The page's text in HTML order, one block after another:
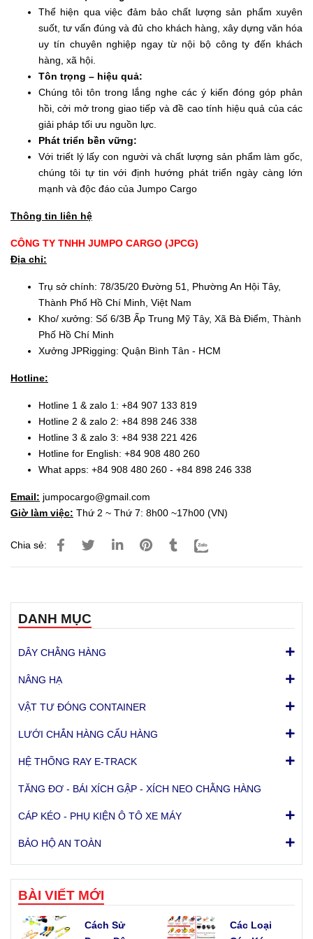
Thể hiện qua việc đảm bảo chất lượng sản phẩm xuyên
suốt, tư vấn đúng và đủ cho khách hàng, xây dựng văn hóa
uy tín chuyên nghiệp ngay từ nội bộ công ty đến khách
hàng, xã hội.
Tôn trọng – hiệu quả:
Chúng tôi tôn trong lắng nghe các ý kiến đóng góp phản
hồi, cởi mở trong giao tiếp và đề cao tính hiệu quả của các
giải pháp tối ưu nguồn lực.
Phát triển bền vững:
Với triết lý lấy con người và chất lượng sản phẩm làm gốc,
chúng tôi tự tin với định hướng phát triển ngày càng lớn
mạnh và độc đáo của Jumpo Cargo
Thông tin liên hệ
CÔNG TY TNHH JUMPO CARGO (JPCG)
Địa chỉ:
Trụ sở chính: 78/35/20 Đường 51, Phường An Hội Tây,
Thành Phố Hồ Chí Minh, Việt Nam
Kho/ xưởng: Số 6/3B Ấp Trung Mỹ Tây, Xã Bà Điểm, Thành
Phố Hồ Chí Minh
Xưởng JPRigging: Quận Bình Tân - HCM
Hotline:
Hotline 1 & zalo 1: +84 907 133 819
Hotline 2 & zalo 2: +84 898 246 338
Hotline 3 & zalo 3: +84 938 221 426
Hotline for English: +84 908 480 260
What apps: +84 908 480 260 - +84 898 246 338
Email: jumpocargo@gmail.com
Giờ làm việc: Thứ 2 ~ Thứ 7: 8h00 ~17h00 (VN)
Chia sẻ:
DANH MỤC
DÂY CHẰNG HÀNG
NÂNG HẠ
VẬT TƯ ĐÓNG CONTAINER
LƯỚI CHẮN HÀNG CẨU HÀNG
HỆ THỐNG RAY E-TRACK
TĂNG ĐƠ - BÁI XÍCH GẬP - XÍCH NEO CHẰNG HÀNG
CÁP KÉO - PHỤ KIỆN Ô TÔ XE MÁY
BẢO HỘ AN TOÀN
BÀI VIẾT MỚI
Cách Sử
Các Loại